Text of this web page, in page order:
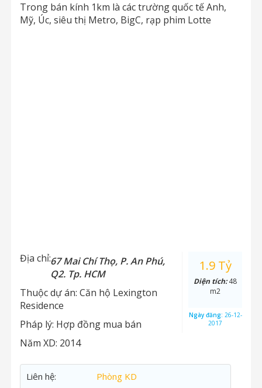
Trong bán kính 1km là các trường quốc tế Anh,
Mỹ, Úc, siêu thị Metro, BigC, rạp phim Lotte
Địa chỉ:67 Mai Chí Thọ, P. An Phú,
Q2. Tp. HCM
Thuộc dự án: Căn hộ Lexington
Residence
Pháp lý: Hợp đồng mua bán
Năm XD: 2014
1.9 Tỷ
Diện tích:48
m2
Ngày đăng: 26-12-
2017
Liên hệ:
Phòng KD